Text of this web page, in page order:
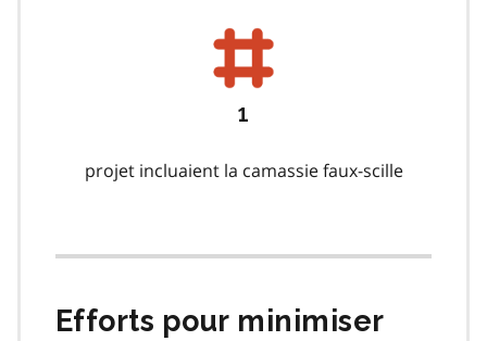
1
projet incluaient la camassie faux-scille
Efforts pour minimiser